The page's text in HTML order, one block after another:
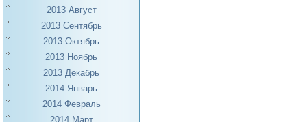
2013 Август
2013 Сентябрь
2013 Октябрь
2013 Ноябрь
2013 Декабрь
2014 Январь
2014 Февраль
2014 Март